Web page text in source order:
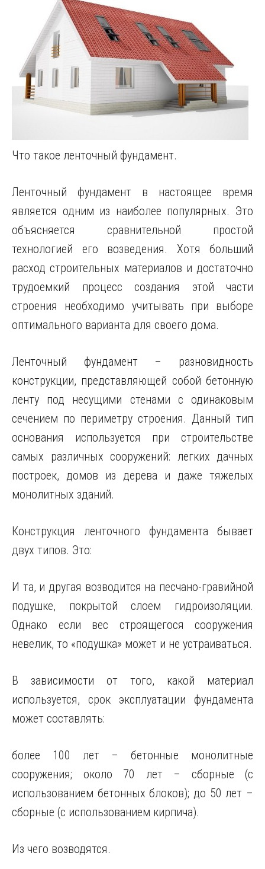
Что такое ленточный фундамент.
Ленточный фундамент в настоящее время
является одним из наиболее популярных. Это
объясняется сравнительной простой
технологией его возведения. Хотя больший
расход строительных материалов и достаточно
трудоемкий процесс создания этой части
строения необходимо учитывать при выборе
оптимального варианта для своего дома.
Ленточный фундамент – разновидность
конструкции, представляющей собой бетонную
ленту под несущими стенами с одинаковым
сечением по периметру строения. Данный тип
основания используется при строительстве
самых различных сооружений: легких дачных
построек, домов из дерева и даже тяжелых
монолитных зданий.
Конструкция ленточного фундамента бывает
двух типов. Это:
И та, и другая возводится на песчано-гравийной
подушке, покрытой слоем гидроизоляции.
Однако если вес строящегося сооружения
невелик, то «подушка» может и не устраиваться.
В зависимости от того, какой материал
используется, срок эксплуатации фундамента
может составлять:
более 100 лет – бетонные монолитные
сооружения; около 70 лет – сборные (с
использованием бетонных блоков); до 50 лет –
сборные (с использованием кирпича).
Из чего возводятся.